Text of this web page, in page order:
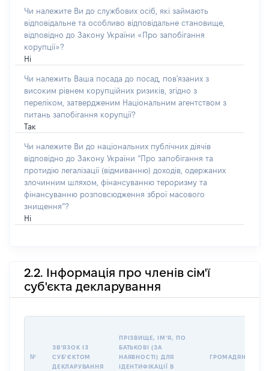
Чи належите Ви до службових осіб, які займають
відповідальне та особливо відповідальне становище,
відповідно до Закону України «Про запобігання
корупції»?
Ні
Чи належить Ваша посада до посад, пов'язаних з
високим рівнем корупційних ризиків, згідно з
переліком, затвердженим Національним агентством з
питань запобігання корупції?
Так
Чи належите Ви до національних публічних діячів
відповідно до Закону України “Про запобігання та
протидію легалізації (відмиванню) доходів, одержаних
злочинним шляхом, фінансуванню тероризму та
фінансуванню розповсюдження зброї масового
знищення”?
Ні
2.2. Інформація про членів сім'ї
суб'єкта декларування
№
ЗВʼЯЗОК ІЗ
СУБʼЄКТОМ
ДЕКЛАРУВАННЯ
ПРІЗВИЩЕ, ІМʼЯ, ПО
БАТЬКОВІ (ЗА
НАЯВНОСТІ) ДЛЯ
ІДЕНТИФІКАЦІЇ В
ГРОМАДЯНСТВО